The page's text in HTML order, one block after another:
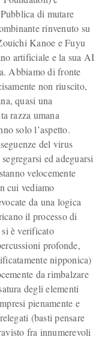
di mutare
rinvenuto su
Kanoe e Fuyu
artificiale e la sua AI
Abbiamo di fronte
non riuscito,
quasi una
razza umana
solo l’aspetto.
del virus
ed adeguarsi
velocemente
cui vediamo
da una logica
il processo di
è verificato
profonde,
nipponica)
da rimbalzare
degli elementi
pienamente e
(basti pensare
fra innumerevoli